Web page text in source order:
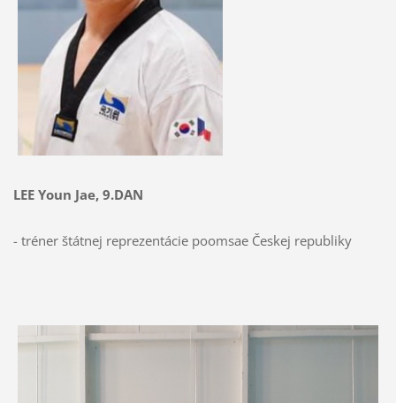
LEE Youn Jae, 9.DAN
- tréner štátnej reprezentácie poomsae Českej republiky